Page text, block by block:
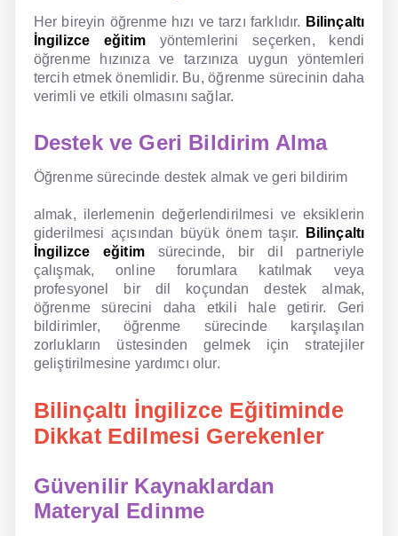
Her bireyin öğrenme hızı ve tarzı farklıdır. Bilinçaltı
İngilizce eğitimyöntemlerini seçerken, kendi
öğrenme hızınıza ve tarzınıza uygun yöntemleri
tercih etmek önemlidir. Bu, öğrenme sürecinin daha
verimli ve etkili olmasını sağlar.
Destek ve Geri Bildirim Alma
Öğrenme sürecinde destek almak ve geri bildirim
almak, ilerlemenin değerlendirilmesi ve eksiklerin
giderilmesi açısından büyük önem taşır.
Bilinçaltı
İngilizce eğitimsürecinde, bir dil partneriyle
çalışmak, online forumlara katılmak veya
profesyonel bir dil koçundan destek almak,
öğrenme sürecini daha etkili hale getirir. Geri
bildirimler, öğrenme sürecinde karşılaşılan
zorlukların üstesinden gelmek için stratejiler
geliştirilmesine yardımcı olur.
Bilinçaltı İngilizce Eğitiminde
Dikkat Edilmesi Gerekenler
Güvenilir Kaynaklardan
Materyal Edinme